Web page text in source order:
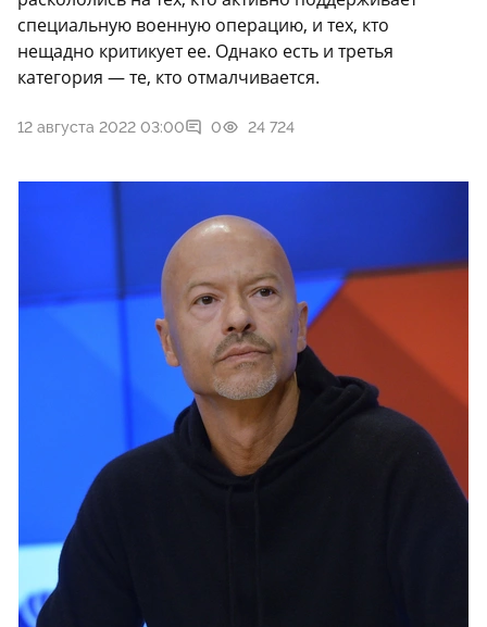
специальную военную операцию, и тех, кто
нещадно критикует ее. Однако есть и третья
категория — те, кто отмалчивается.
12 августа 2022 03:00 0 24 724